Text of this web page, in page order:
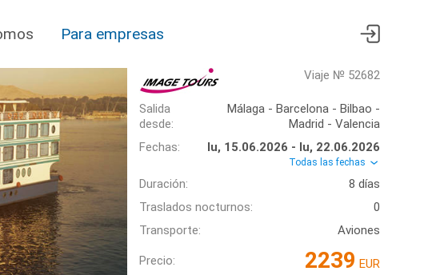
Para empresas
Viaje № 52682
Salida
desde:
Málaga - Barcelona - Bilbao -
Madrid - Valencia
Fechas:
lu, 15.06.2026 - lu, 22.06.2026
Todas las fechas
Duración:
8 días
Traslados nocturnos:
0
Transporte:
Aviones
Precio: 2239 EUR